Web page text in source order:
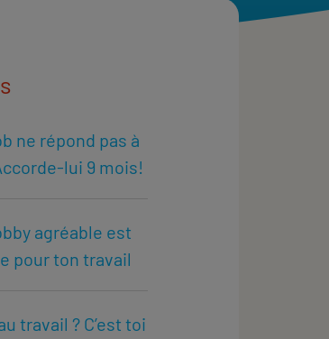
ne répond pas à
lui 9 mois!
agréable est
pour ton travail
travail ? C’est toi